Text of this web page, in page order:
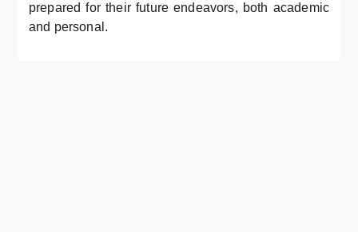
prepared for their future endeavors, both academic
and personal.